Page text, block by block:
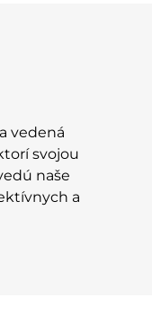
vedená
svojou
naše
a